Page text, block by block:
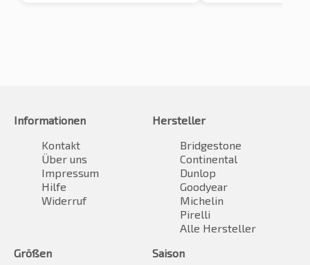
Informationen
Kontakt
Über uns
Impressum
Hilfe
Widerruf
Hersteller
Bridgestone
Continental
Dunlop
Goodyear
Michelin
Pirelli
Alle Hersteller
Größen
Saison